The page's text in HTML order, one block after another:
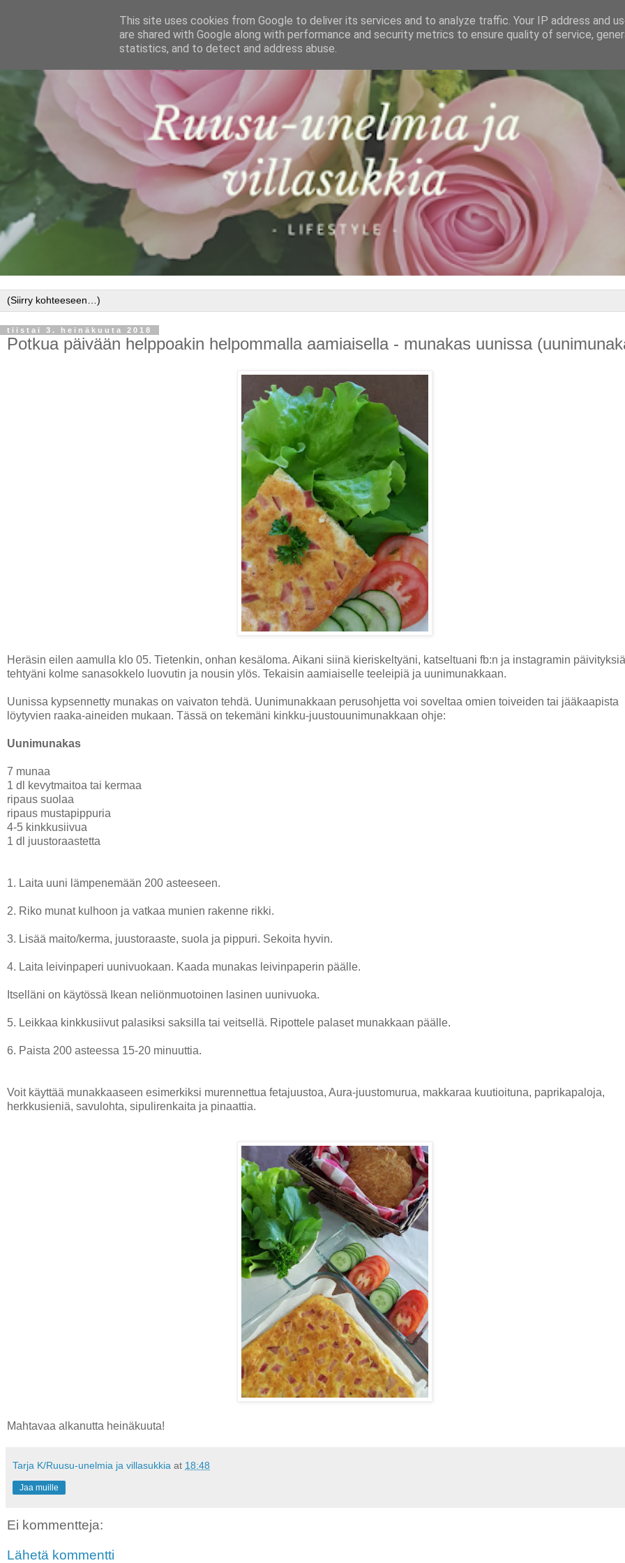
tiistai 3. heinäkuuta 2018
Potkua päivään helppoakin helpommalla aamiaisella - munakas uunissa
Heräsin eilen aamulla klo 05. Tietenkin, onhan kesäloma. Aikani siinä kieriskeltyäni, katseltuani fb:n ja instagramin
tehtyäni kolme sanasokkelo luovutin ja nousin ylös. Tekaisin aamiaiselle teeleipiä ja uunimunakkaan.
Uunissa kypsennetty munakas on vaivaton tehdä. Uunimunakkaan perusohjetta voi soveltaa omien toiveiden tai jääkaapista
löytyvien raaka-aineiden mukaan. Tässä on tekemäni kinkku-juustouunimunakkaan ohje:
Uunimunakas
7 munaa
1 dl kevytmaitoa tai kermaa
ripaus suolaa
ripaus mustapippuria
4-5 kinkkusiivua
1 dl juustoraastetta
1. Laita uuni lämpenemään 200 asteeseen.
2. Riko munat kulhoon ja vatkaa munien rakenne rikki.
3. Lisää maito/kerma, juustoraaste, suola ja pippuri. Sekoita hyvin.
4. Laita leivinpaperi uunivuokaan. Kaada munakas leivinpaperin päälle.
Itselläni on käytössä Ikean neliönmuotoinen lasinen uunivuoka.
5. Leikkaa kinkkusiivut palasiksi saksilla tai veitsellä. Ripottele palaset munakkaan päälle.
6. Paista 200 asteessa 15-20 minuuttia.
Voit käyttää munakkaaseen esimerkiksi murennettua fetajuustoa, Aura-juustomurua, makkaraa kuutioituna, paprikapaloja,
herkkusieniä, savulohta, sipulirenkaita ja pinaattia.
Mahtavaa alkanutta heinäkuuta!
Tarja K/Ruusu-unelmia ja villasukkia at 18:48
Jaa muille
Ei kommentteja:
Lähetä kommentti
This site uses cookies from Google to deliver its services and to analyze traffic. Your IP address and
are shared with Google along with performance and security metrics to ensure quality of service,
statistics, and to detect and address abuse.